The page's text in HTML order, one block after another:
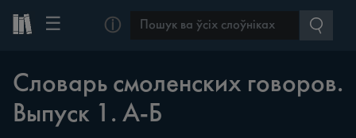
☰ ⓘ
Словарь смоленских говоров.
Выпуск 1. А-Б